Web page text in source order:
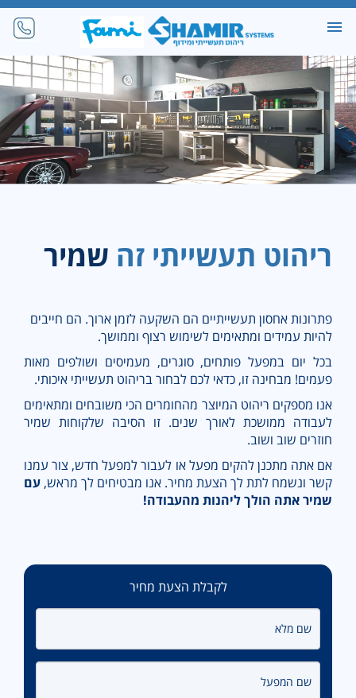
ריהוט תעשייתי זה שמיר
פתרונות אחסון תעשייתיים הם השקעה לזמן ארוך. הם חייבים
להיות עמידים ומתאימים לשימוש רצוף וממושך.
בכל יום במפעל פותחים, סוגרים, מעמיסים ושולפים מאות
פעמים! מבחינה זו, כדאי לכם לבחור בריהוט תעשייתי איכותי.
אנו מספקים ריהוט המיוצר מהחומרים הכי משובחים ומתאימים
לעבודה ממושכת לאורך שנים. זו הסיבה שלקוחות שמיר
חוזרים שוב ושוב.
אם אתה מתכנן להקים מפעל או לעבור למפעל חדש, צור עמנו
קשר ונשמח לתת לך הצעת מחיר. אנו מבטיחים לך מראש, עם
שמיר אתה הולך ליהנות מהעבודה!
לקבלת הצעת מחיר